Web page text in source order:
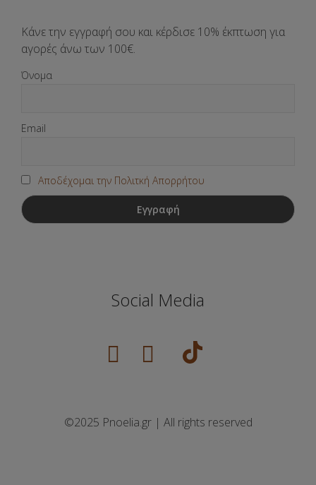
Κάνε την εγγραφή σου και κέρδισε 10% έκπτωση για
αγορές άνω των 100€.
Όνομα
Email
Αποδέχομαι την Πολιτκή Απορρήτου
Social Media
©2025 Pnoelia.gr | All rights reserved